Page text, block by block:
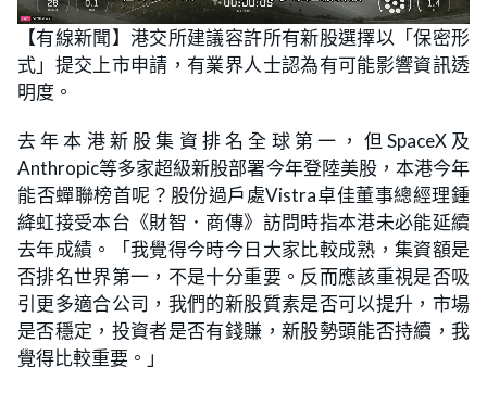
U
n
m
e
L
o
a
d
e
d
9
6
%
【有線新聞】港交所建議容許所有新股選擇以「保密形
式」提交上市申請，有業界人士認為有可能影響資訊透
明度。
去年本港新股集資排名全球第一，但SpaceX及
Anthropic等多家超級新股部署今年登陸美股，本港今年
能否蟬聯榜首呢？股份過戶處Vistra卓佳董事總經理鍾
絳虹接受本台《財智．商傳》訪問時指本港未必能延續
去年成績。「我覺得今時今日大家比較成熟，集資額是
否排名世界第一，不是十分重要。反而應該重視是否吸
引更多適合公司，我們的新股質素是否可以提升，市場
是否穩定，投資者是否有錢賺，新股勢頭能否持續，我
覺得比較重要。」